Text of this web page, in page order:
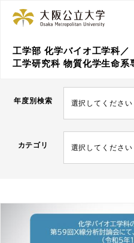
工学部 化学バイオ工学科／
工学研究科 物質化学生命系
年度別検索 選択してください
カテゴリ 選択してください